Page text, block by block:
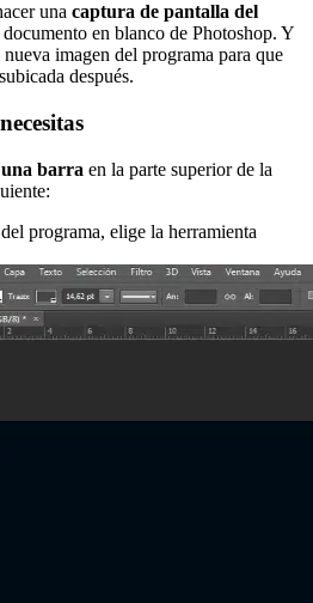
una captura de pantalla del
en blanco de Photoshop. Y
imagen del programa para que
después.
barra en la parte superior de la
programa, elige la herramienta